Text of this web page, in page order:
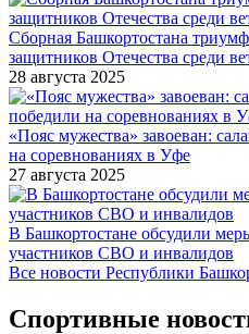
Сборная Башкортостана
защитников Отечества среди
28 августа 2025
«Пояс мужества» завоеван:
на соревнованиях в Уфе
27 августа 2025
В Башкортостане обсудили
участников СВО и инвалидов
Все новости Республики
Спортивные